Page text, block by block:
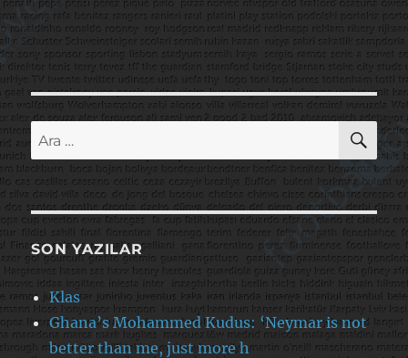
Ara:
SON YAZILAR
Klas
Ghana’s Mohammed Kudus: ‘Neymar is not
better than me, just more h